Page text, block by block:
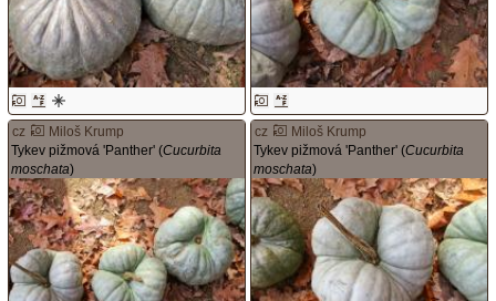
cz
Miloš Krump
Tykev pižmová 'Panther' (Cucurbita
moschata)
cz
Miloš Krump
Tykev pižmová 'Panther' (Cucurbita
moschata)